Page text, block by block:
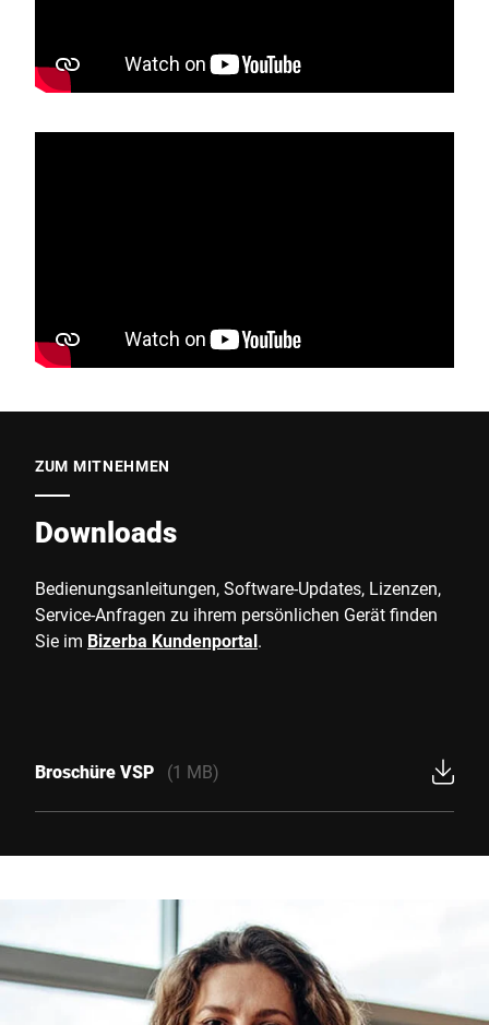
ZUM MITNEHMEN
Downloads
Bedienungsanleitungen, Software-Updates, Lizenzen,
Service-Anfragen zu ihrem persönlichen Gerät finden
Sie im Bizerba Kundenportal.
Broschüre VSP (1 MB)